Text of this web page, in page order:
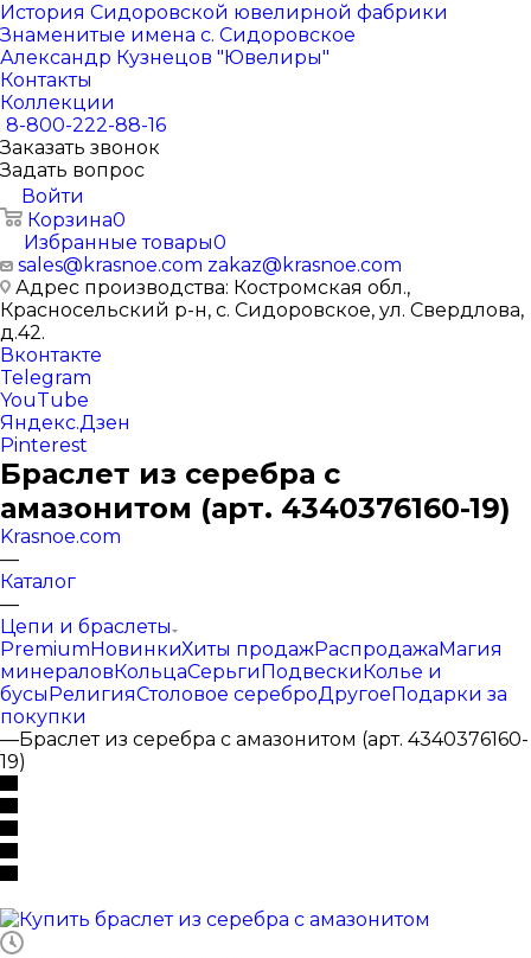
История Сидоровской ювелирной фабрики
Знаменитые имена с. Сидоровское
Александр Кузнецов "Ювелиры"
Контакты
Коллекции
8-800-222-88-16
Заказать звонок
Задать вопрос
Войти
Корзина0
Избранные товары0
sales@krasnoe.com zakaz@krasnoe.com
Адрес производства: Костромская обл.,
Красносельский р-н, с. Сидоровское, ул. Свердлова,
д.42.
Вконтакте
Telegram
YouTube
Яндекс.Дзен
Pinterest
Браслет из серебра с
амазонитом (арт. 4340376160-19)
Krasnoe.com
—
Каталог
—
Цепи и браслеты
PremiumНовинкиХиты продажРаспродажаМагия
минераловКольцаСерьгиПодвескиКолье и
бусыРелигияСтоловое сереброДругоеПодарки за
покупки
—Браслет из серебра с амазонитом (арт. 4340376160-
19)